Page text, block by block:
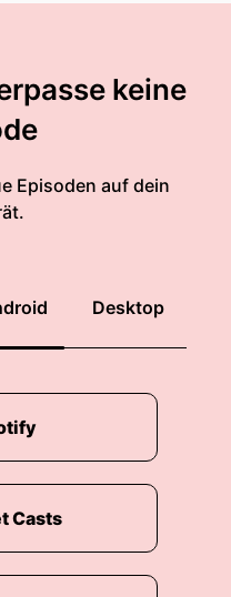
keine
Episoden auf dein
Desktop
Casts